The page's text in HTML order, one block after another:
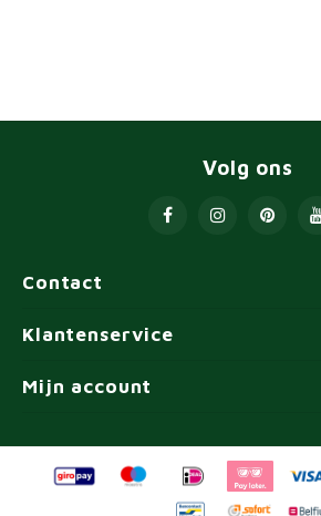
Contact
Volg ons
Klantenservice
Mijn account